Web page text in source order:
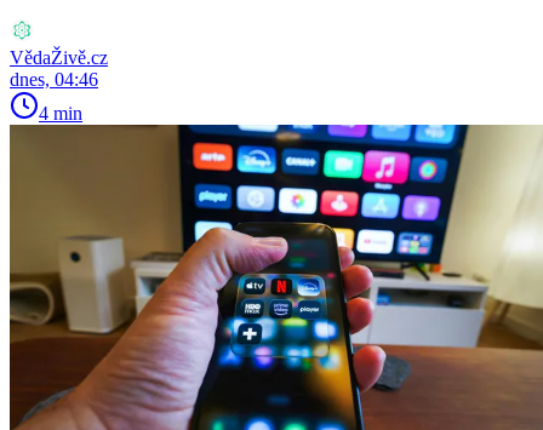
VědaŽivě.cz
dnes, 04:46
4 min